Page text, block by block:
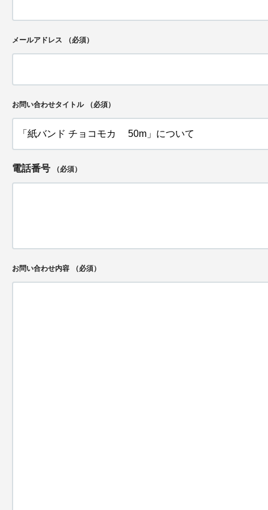
メールアドレス （必須）
お問い合わせタイトル （必須）
電話番号 （必須）
お問い合わせ内容 （必須）